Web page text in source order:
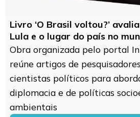
Livro ‘O Brasil voltou?’
Lula e o lugar do país no
Obra organizada pelo portal
reúne artigos de
cientistas políticos para
diplomacia e de políticas
ambientais